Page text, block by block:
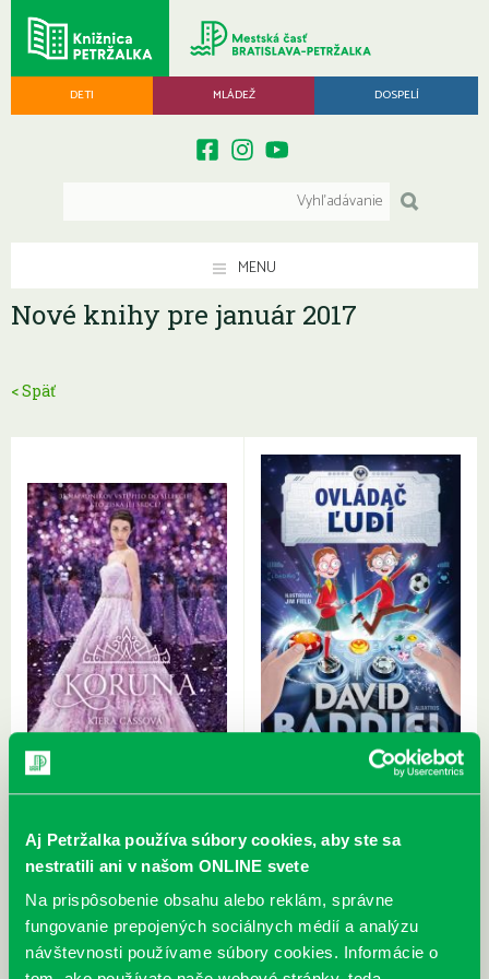
Aj Petržalka používa súbory cookies, aby ste sa
nestratili ani v našom ONLINE svete
Na prispôsobenie obsahu alebo reklám, správne
fungovanie prepojených sociálnych médií a analýzu
návštevnosti používame súbory cookies. Informácie o
DETI MLÁDEŽ DOSPELÍ
MENU
Nové knihy pre január 2017
< Späť
Cassová, K.: Koruna Baddiel, D.: Ovládač ľudí